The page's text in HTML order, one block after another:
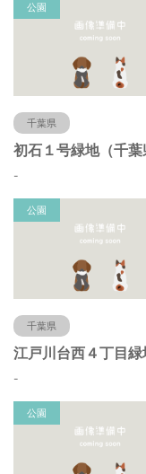
公園
千葉県
-
公園
千葉県
-
公園